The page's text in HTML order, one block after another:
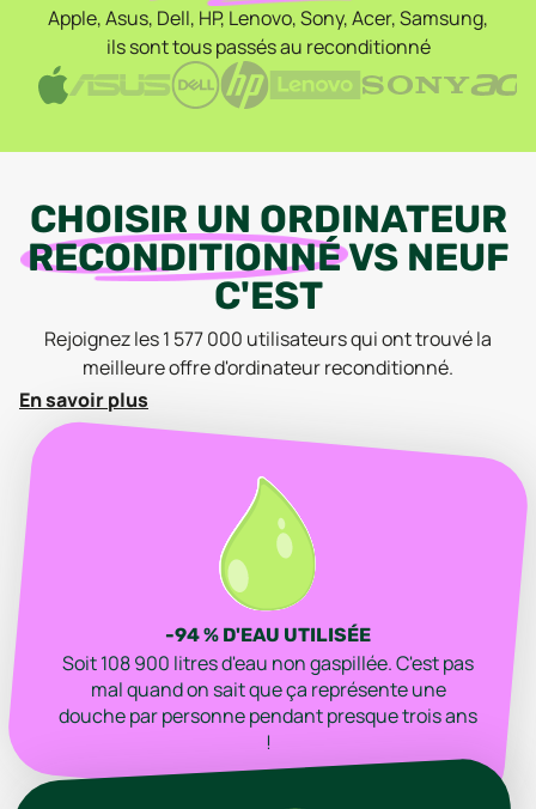
Apple, Asus, Dell, HP, Lenovo, Sony, Acer, Samsung,
ils sont tous passés au reconditionné
CHOISIR UN ORDINATEUR
RECONDITIONNÉVS NEUF
C'EST
Rejoignez les1 577 000 utilisateurs qui ont trouvé la
meilleure offred'ordinateurreconditionné.
En savoir plus
-94 % D'EAU UTILISÉE
Soit 108 900 litres d'eau non gaspillée. C'est pas
mal quand on sait que ça représente une
douche par personne pendant presque trois ans
!